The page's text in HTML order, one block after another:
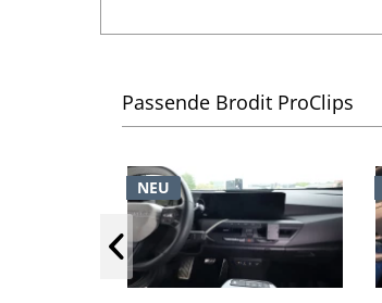
Passende Brodit ProClips
NEU